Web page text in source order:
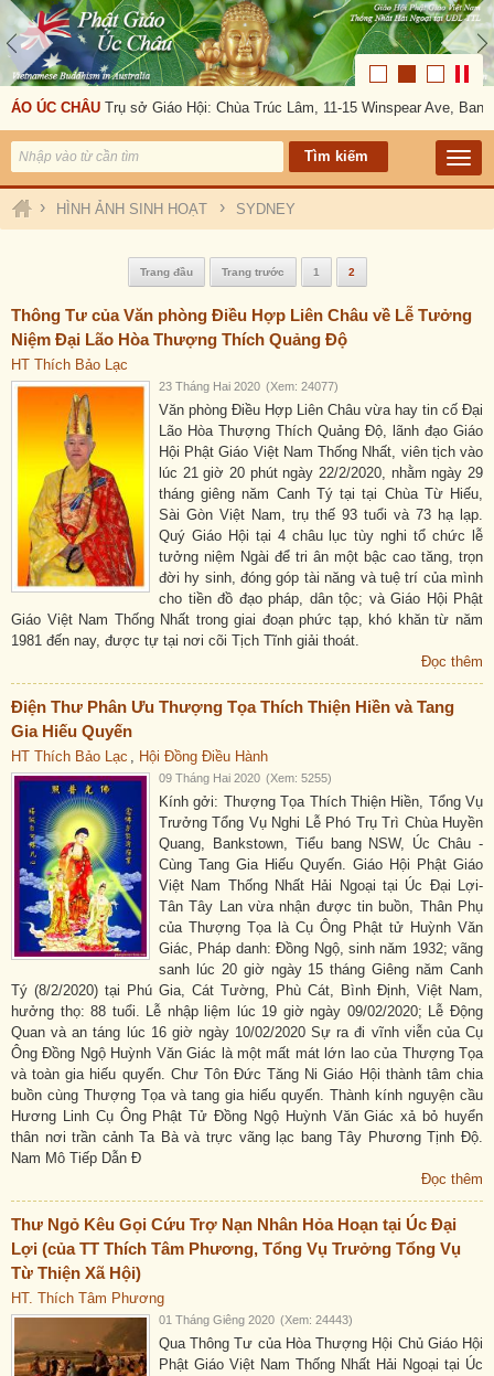
ÚC CHÂU Trụ sở Giáo Hội: Chùa Trúc Lâm, 11-15 Winspear Ave,
› HÌNH ẢNH SINH HOẠT › SYDNEY
Trang đầu Trang trước 1 2
Thông Tư của Văn phòng Điều Hợp Liên Châu về Lễ Tưởng
Niệm Đại Lão Hòa Thượng Thích Quảng Độ
HT Thích Bảo Lạc
23 Tháng Hai 2020 (Xem: 24077)
Văn phòng Điều Hợp Liên Châu vừa hay tin cố Đại
Lão Hòa Thượng Thích Quảng Độ, lãnh đạo Giáo
Hội Phật Giáo Việt Nam Thống Nhất, viên tịch vào
lúc 21 giờ 20 phút ngày 22/2/2020, nhằm ngày 29
tháng giêng năm Canh Tý tại tại Chùa Từ Hiếu,
Sài Gòn Việt Nam, trụ thế 93 tuổi và 73 hạ lạp.
Quý Giáo Hội tại 4 châu lục tùy nghi tổ chức lễ
tưởng niệm Ngài để tri ân một bậc cao tăng, trọn
đời hy sinh, đóng góp tài năng và tuệ trí của mình
cho tiền đồ đạo pháp, dân tộc; và Giáo Hội Phật
Giáo Việt Nam Thống Nhất trong giai đoạn phức tạp, khó khăn từ năm
1981 đến nay, được tự tại nơi cõi Tịch Tĩnh giải thoát.
Đọc thêm
Điện Thư Phân Ưu Thượng Tọa Thích Thiện Hiền và Tang
Gia Hiếu Quyến
HT Thích Bảo Lạc , Hội Đồng Điều Hành
09 Tháng Hai 2020 (Xem: 5255)
Kính gởi: Thượng Tọa Thích Thiện Hiền, Tổng Vụ
Trưởng Tổng Vụ Nghi Lễ Phó Trụ Trì Chùa Huyền
Quang, Bankstown, Tiểu bang NSW, Úc Châu -
Cùng Tang Gia Hiếu Quyến. Giáo Hội Phật Giáo
Việt Nam Thống Nhất Hải Ngoại tại Úc Đại Lợi-
Tân Tây Lan vừa nhận được tin buồn, Thân Phụ
của Thượng Tọa là Cụ Ông Phật tử Huỳnh Văn
Giác, Pháp danh: Đồng Ngộ, sinh năm 1932; vãng
sanh lúc 20 giờ ngày 15 tháng Giêng năm Canh
Tý (8/2/2020) tại Phú Gia, Cát Tường, Phù Cát, Bình Định, Việt Nam,
hưởng thọ: 88 tuổi. Lễ nhập liệm lúc 19 giờ ngày 09/02/2020; Lễ Động
Quan và an táng lúc 16 giờ ngày 10/02/2020 Sự ra đi vĩnh viễn của Cụ
Ông Đồng Ngộ Huỳnh Văn Giác là một mất mát lớn lao của Thượng Tọa
và toàn gia hiếu quyến. Chư Tôn Đức Tăng Ni Giáo Hội thành tâm chia
buồn cùng Thượng Tọa và tang gia hiếu quyến. Thành kính nguyện cầu
Hương Linh Cụ Ông Phật Tử Đồng Ngộ Huỳnh Văn Giác xả bỏ huyển
thân nơi trần cảnh Ta Bà và trực vãng lạc bang Tây Phương Tịnh Độ.
Nam Mô Tiếp Dẫn Đ
Đọc thêm
Thư Ngỏ Kêu Gọi Cứu Trợ Nạn Nhân Hỏa Hoạn tại Úc Đại
Lợi (của TT Thích Tâm Phương, Tổng Vụ Trưởng Tổng Vụ
Từ Thiện Xã Hội)
HT. Thích Tâm Phương
01 Tháng Giêng 2020 (Xem: 24443)
Qua Thông Tư của Hòa Thượng Hội Chủ Giáo Hội
Phật Giáo Việt Nam Thống Nhất Hải Ngoại tại Úc